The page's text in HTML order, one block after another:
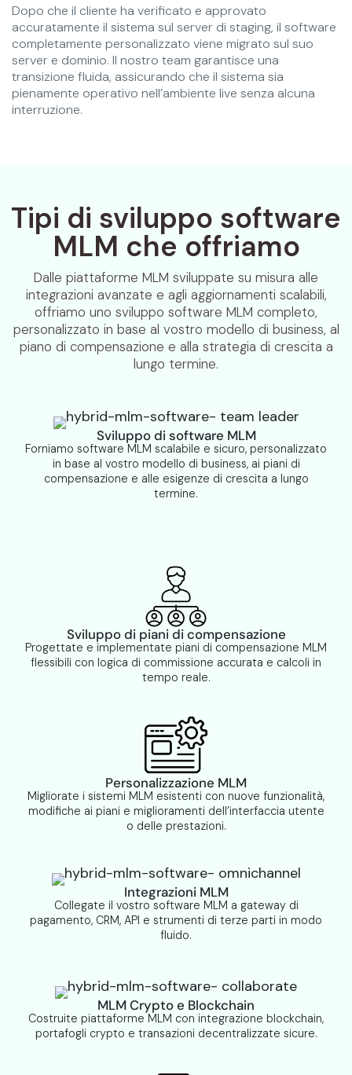
Dopo che il cliente ha verificato e approvato
accuratamente il sistema sul server di staging, il software
completamente personalizzato viene migrato sul suo
server e dominio. Il nostro team garantisce una
transizione fluida, assicurando che il sistema sia
pienamente operativo nell’ambiente live senza alcuna
interruzione.
Tipi di sviluppo software
MLM che offriamo
Dalle piattaforme MLM sviluppate su misura alle
integrazioni avanzate e agli aggiornamenti scalabili,
offriamo uno sviluppo software MLM completo,
personalizzato in base al vostro modello di business, al
piano di compensazione e alla strategia di crescita a
lungo termine.
Sviluppo di software MLM
Forniamo software MLM scalabile e sicuro, personalizzato
in base al vostro modello di business, ai piani di
compensazione e alle esigenze di crescita a lungo
termine.
Sviluppo di piani di compensazione
Progettate e implementate piani di compensazione MLM
flessibili con logica di commissione accurata e calcoli in
tempo reale.
Personalizzazione MLM
Migliorate i sistemi MLM esistenti con nuove funzionalità,
modifiche ai piani e miglioramenti dell’interfaccia utente
o delle prestazioni.
Integrazioni MLM
Collegate il vostro software MLM a gateway di
pagamento, CRM, API e strumenti di terze parti in modo
fluido.
MLM Crypto e Blockchain
Costruite piattaforme MLM con integrazione blockchain,
portafogli crypto e transazioni decentralizzate sicure.